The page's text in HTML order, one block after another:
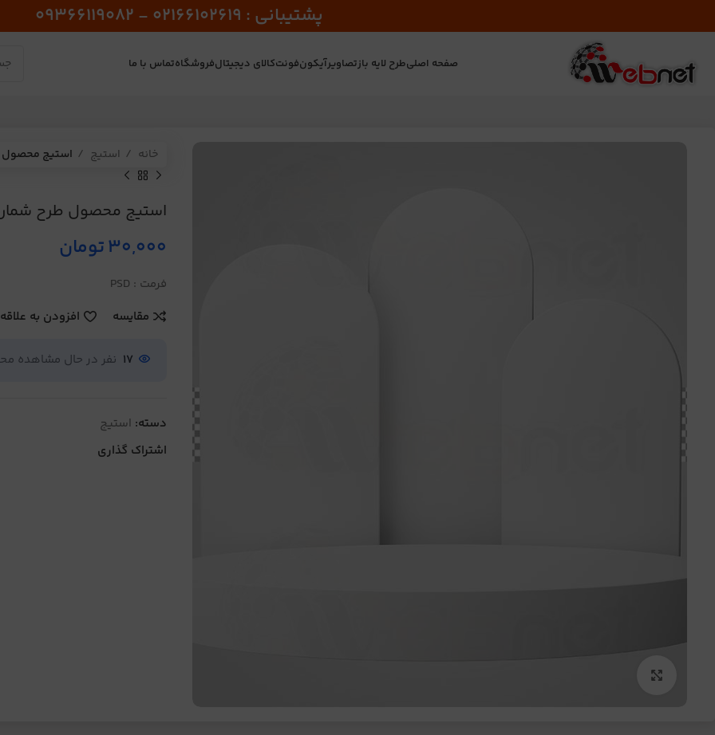
پشتیبانی : 02166102619 - 09366119082
صفحه اصلیطرح لایه بازتصاویرآیکونفونتکالای دیجیتالفروشگاهتماس با ما
خانه استیج استیج محصول
استیج محصول طرح شماره
30,000تومان
فرمت : PSD
مقایسه
افزودن به
17 نفر در حال مشاهده
دسته: استیج
اشتراک گذاری